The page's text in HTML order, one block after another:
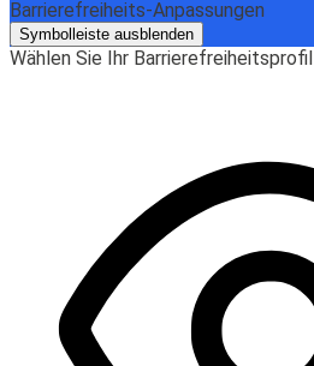
Barrierefreiheits-Anpassungen
Symbolleiste ausblenden
Wählen Sie Ihr Barrierefreiheitsprofil